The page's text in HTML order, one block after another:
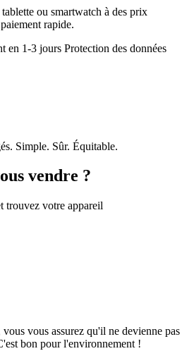
ou smartwatch à des prix
rapide.
en 1-3 jours Protection des données
Simple. Sûr. Équitable.
vendre ?
trouvez votre appareil
vous assurez qu'il ne devienne pas
bon pour l'environnement !